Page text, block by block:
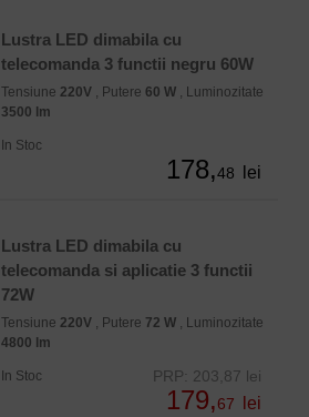
Lustra LED dimabila cu
telecomanda 3 functii negru 60W
Tensiune 220V , Putere 60 W , Luminozitate
3500 lm
In Stoc
178,48 lei
Lustra LED dimabila cu
telecomanda si aplicatie 3 functii
72W
Tensiune 220V , Putere 72 W , Luminozitate
4800 lm
In Stoc PRP: 203,87 lei
179,67 lei